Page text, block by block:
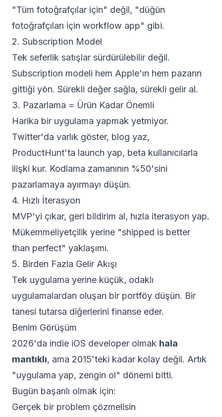
"Tüm fotoğrafçılar için" değil, "düğün
fotoğrafçıları için workflow app" gibi.
2. Subscription Model
Tek seferlik satışlar sürdürülebilir değil.
Subscription modeli hem Apple'ın hem pazarın
gittiği yön. Sürekli değer sağla, sürekli gelir al.
3. Pazarlama = Ürün Kadar Önemli
Harika bir uygulama yapmak yetmiyor.
Twitter'da varlık göster, blog yaz,
ProductHunt'ta launch yap, beta kullanıcılarla
ilişki kur. Kodlama zamanının %50'sini
pazarlamaya ayırmayı düşün.
4. Hızlı İterasyon
MVP'yi çıkar, geri bildirim al, hızla iterasyon yap.
Mükemmeliyetçilik yerine "shipped is better
than perfect" yaklaşımı.
5. Birden Fazla Gelir Akışı
Tek uygulama yerine küçük, odaklı
uygulamalardan oluşan bir portföy düşün. Bir
tanesi tutarsa diğerlerini finanse eder.
Benim Görüşüm
2026'da indie iOS developer olmak hala
mantıklı, ama 2015'teki kadar kolay değil. Artık
"uygulama yap, zengin ol" dönemi bitti.
Bugün başarılı olmak için:
Gerçek bir problem çözmelisin